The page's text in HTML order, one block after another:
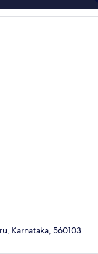
Karnataka, 560103